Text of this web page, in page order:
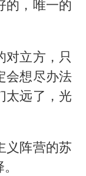
的，唯一的
对立方，只
会想尽办法
太远了，光
义阵营的苏